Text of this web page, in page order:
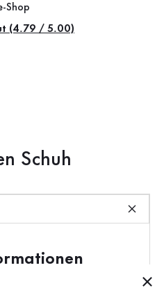
Shop
(4.79 / 5.00)
Schuh